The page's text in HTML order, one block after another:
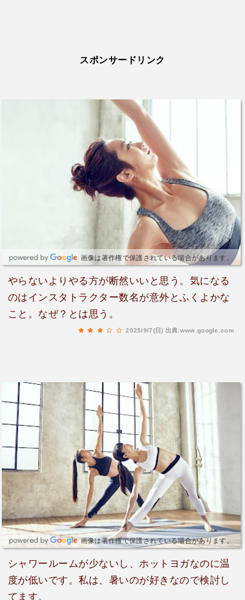
スポンサードリンク
画像は著作権で保護されている場合があります。
やらないよりやる方が断然いいと思う。気になる
のはインスタトラクター数名が意外とふくよかな
こと。なぜ？とは思う。
2025/9/7(日) 出典:www.google.com
画像は著作権で保護されている場合があります。
シャワールームが少ないし、ホットヨガなのに温
度が低いです。私は、暑いのが好きなので検討し
てます。